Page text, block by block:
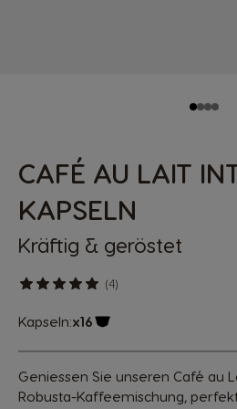
CAFÉ AU LAIT
KAPSELN
Kräftig & geröstet
(4)
Kapseln:x16
Geniessen Sie unseren Café au
Robusta-Kaffeemischung,